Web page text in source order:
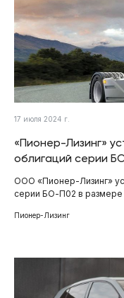
17 июля 2024 г.
«Пионер-Лизинг»
облигаций серии
ООО «Пионер-Лизинг»
серии БО-П02 в размере
Пионер-Лизинг